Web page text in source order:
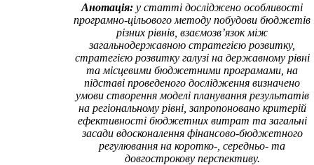
Анотація: у статті досліджено особливості
програмно-цільового методу побудови бюджетів
різних рівнів, взаємозв’язок між
загальнодержавною стратегією розвитку,
стратегією розвитку галузі на державному рівні
та місцевими бюджетними програмами, на
підставі проведеного дослідження визначено
умови створення моделі планування результатів
на регіональному рівні, запропоновано критерій
ефективності бюджетних витрат та загальні
засади вдосконалення фінансово-бюджетного
регулювання на коротко-, середньо- та
довгострокову перспективу.